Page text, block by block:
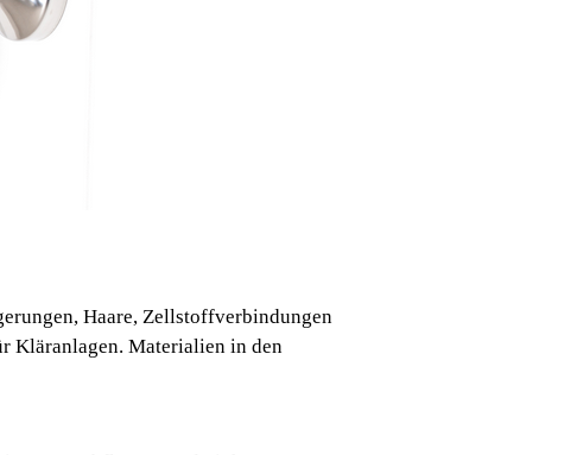
Haare, Zellstoffverbindungen
Kläranlagen. Materialien in den